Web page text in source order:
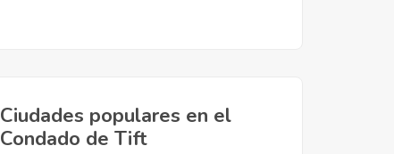
Ciudades populares en el
Condado de Tift